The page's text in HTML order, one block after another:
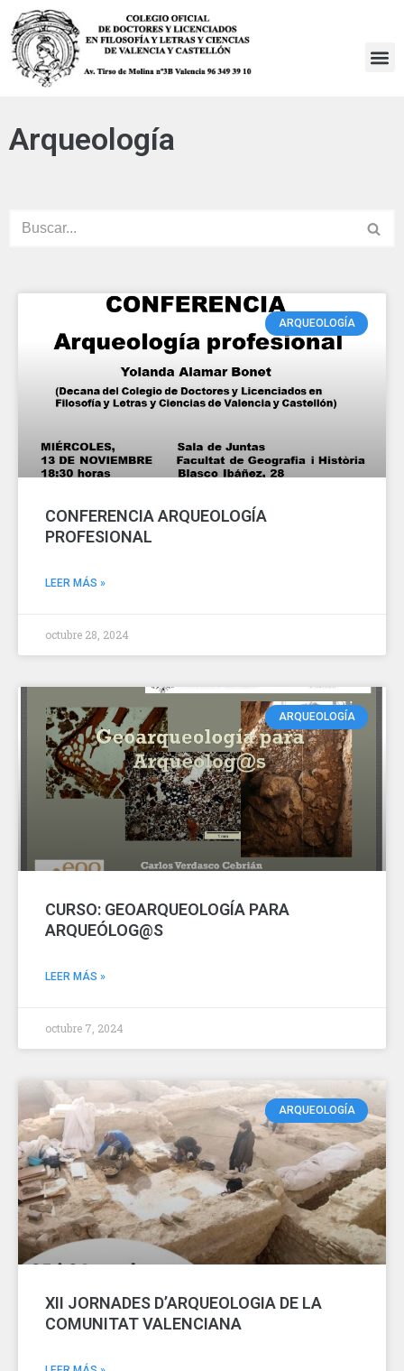
Saltar
al
Arqueología
ARQUEOLOGÍA
CONFERENCIA ARQUEOLOGÍA
PROFESIONAL
LEER MÁS »
octubre 28, 2024
ARQUEOLOGÍA
CURSO: GEOARQUEOLOGÍA PARA
ARQUEÓLOG@S
LEER MÁS »
octubre 7, 2024
ARQUEOLOGÍA
XII JORNADES D’ARQUEOLOGIA DE LA
COMUNITAT VALENCIANA